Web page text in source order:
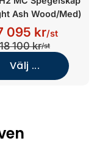
Ash Wood/Med)
095 kr/st
18 100 kr/st
Välj ...